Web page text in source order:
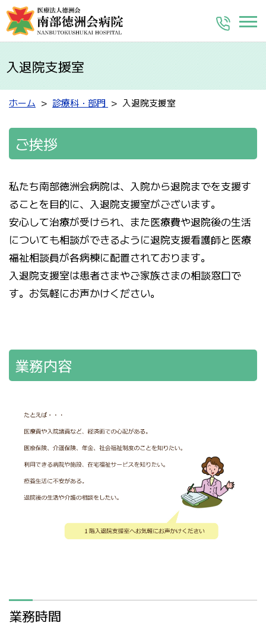
入退院支援室
ホーム 診療科・部門 入退院支援室
ご挨拶
私たち南部徳洲会病院は、入院から退院までを支援す
ることを目的に、入退院支援室がございます。
安心して治療が受けられ、また医療費や退院後の生活
についても相談ができるように退院支援看護師と医療
福祉相談員が各病棟に配置されております。
入退院支援室は患者さまやご家族さまの相談窓口で
す。お気軽にお声かけください。
業務内容
業務時間